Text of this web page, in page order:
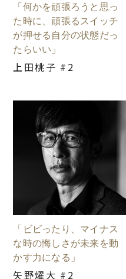
「何かを頑張ろうと思っ
た時に、頑張るスイッチ
が押せる自分の状態だっ
たらいい」
上田桃子 #2
「ビビったり、マイナス
な時の悔しさが未来を動
かす力になる」
矢野燿大 #2